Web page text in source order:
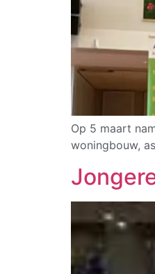
Op 5 maart
woningbouw,